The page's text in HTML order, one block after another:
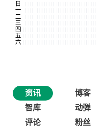
资讯 博客
智库
动弹
评论
粉丝